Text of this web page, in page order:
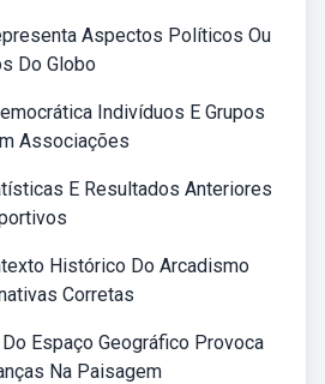
Aspectos Políticos Ou
Do Globo
Indivíduos E Grupos
Associações
E Resultados Anteriores
Histórico Do Arcadismo
Corretas
Espaço Geográfico Provoca
Na Paisagem